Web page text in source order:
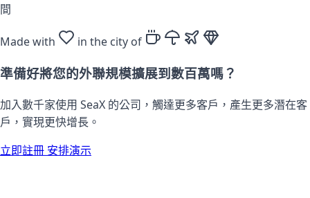
間
Made with in the city of
準備好將您的外聯規模擴展到數百萬嗎？
加入數千家使用 SeaX 的公司，觸達更多客戶，產生更多潛在客
戶，實現更快增長。
立即註冊 安排演示